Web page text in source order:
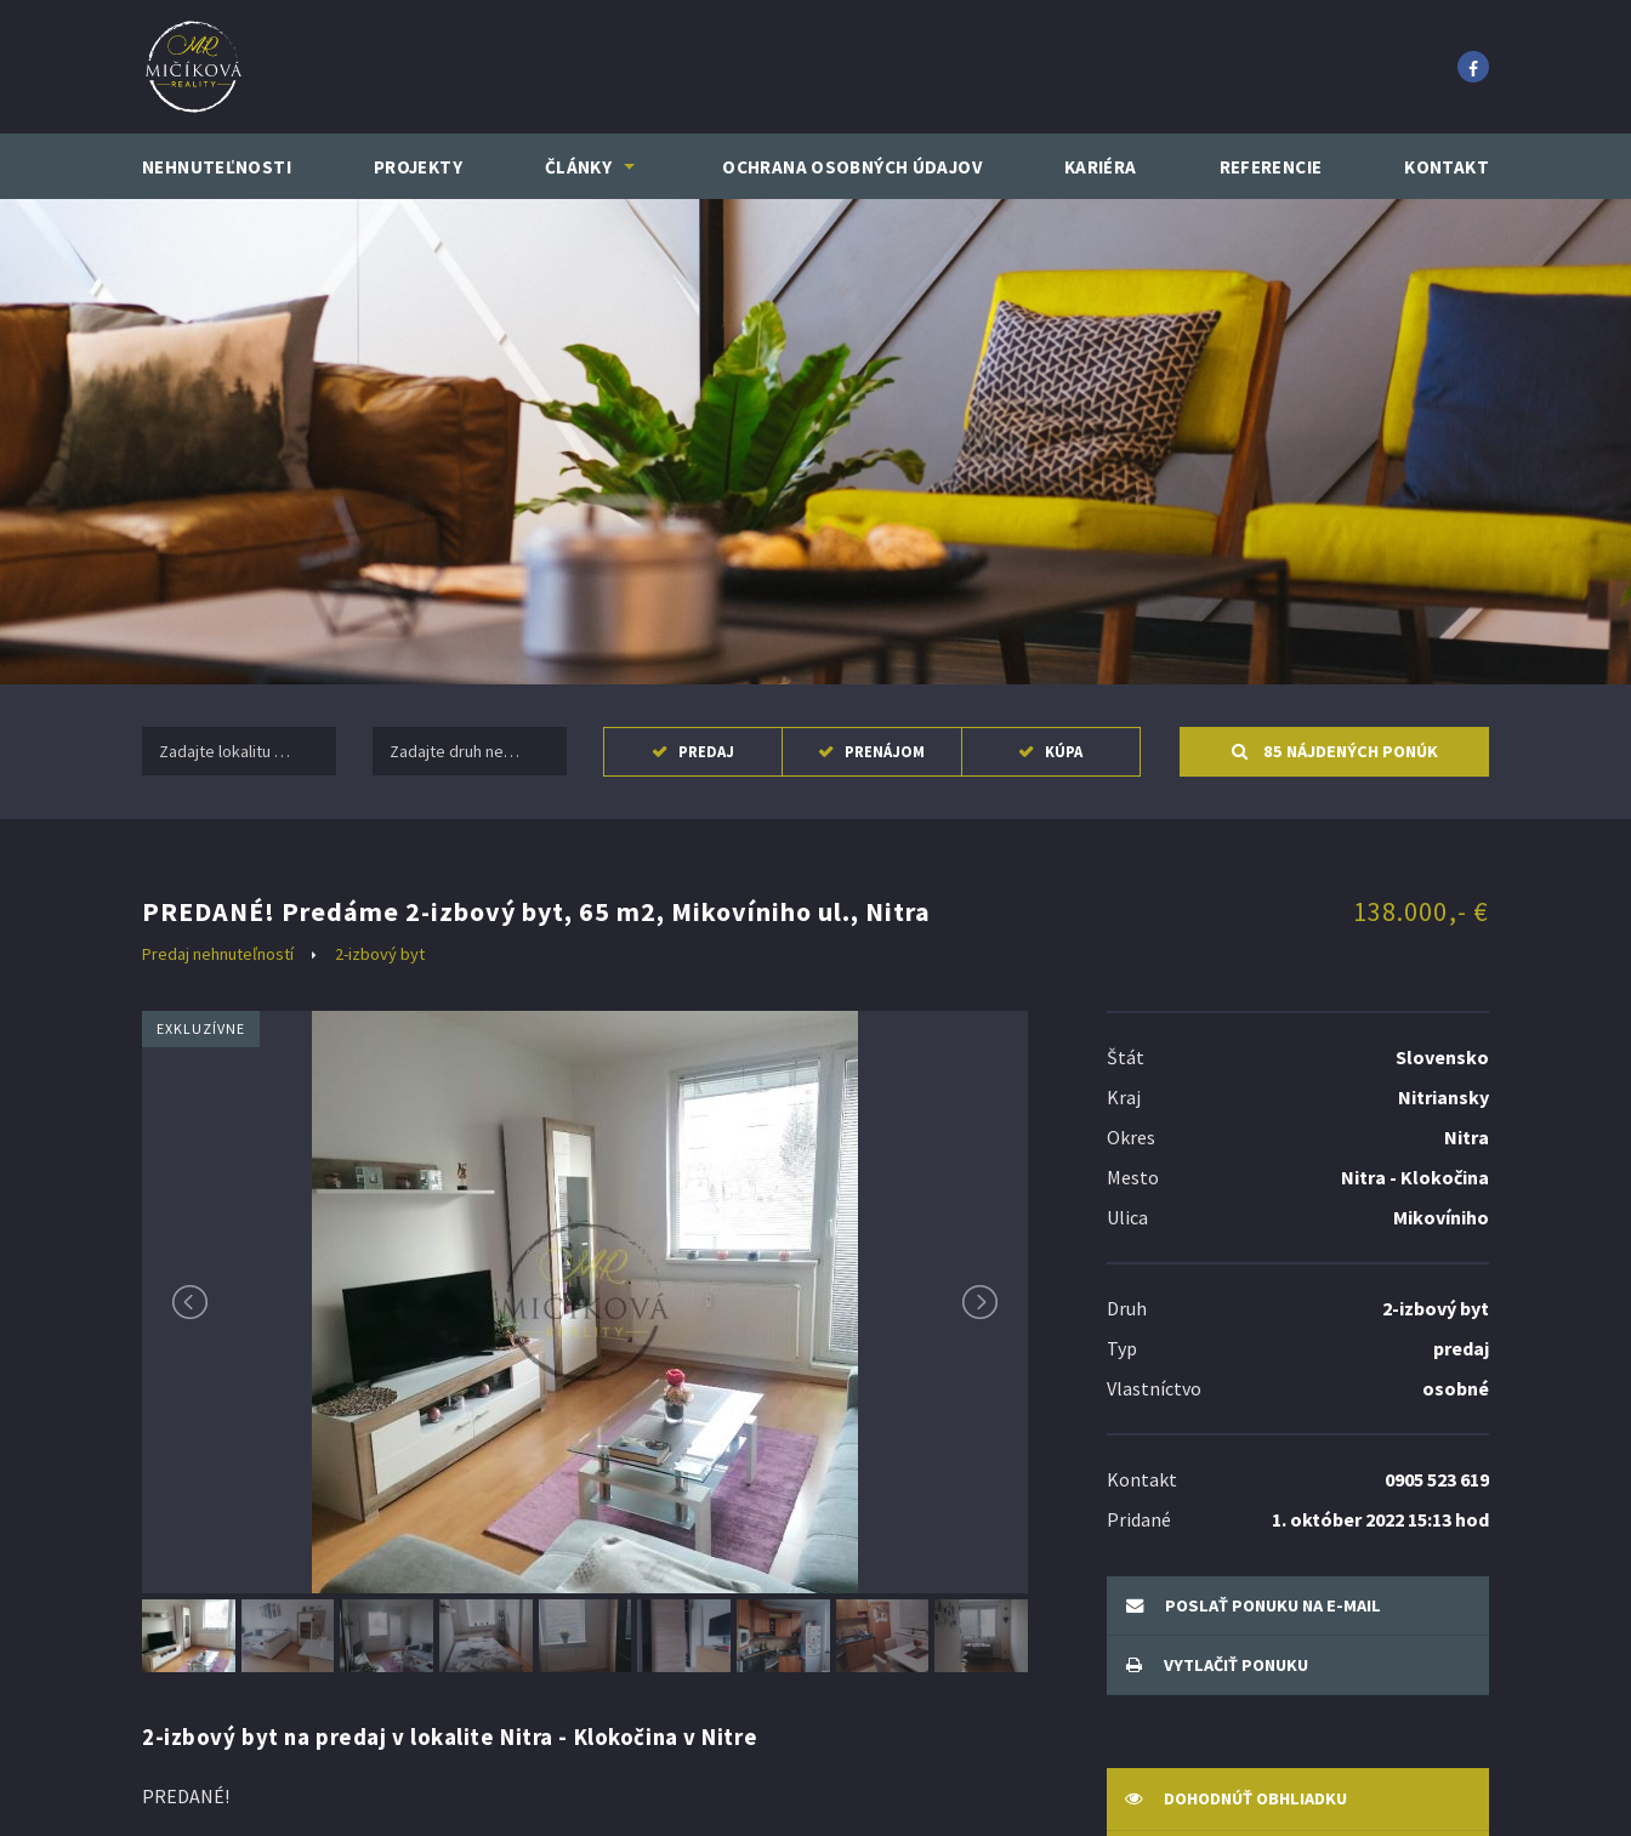
NEHNUTEĽNOSTI PROJEKTY ČLÁNKY OCHRANA OSOBNÝCH ÚDAJOV KARIÉRA REFERENCIE KONTAKT
Zadajte lokalitu nehnuteľnosti .. Zadajte druh nehnuteľnosti .. PREDAJ PRENÁJOM KÚPA 85 NÁJDENÝCH PONÚK
PREDANÉ! Predáme 2-izbový byt, 65 m2, Mikovíniho ul., Nitra 138.000,- €
Predaj nehnuteľností 2-izbový byt
EXKLUZÍVNE
2-izbový byt na predaj v lokalite Nitra - Klokočina v Nitre
PREDANÉ!
Štát
Slovensko
Kraj
Nitriansky
Okres
Nitra
Mesto
Nitra - Klokočina
Ulica
Mikovíniho
Druh
2-izbový byt
Typ
predaj
Vlastníctvo
osobné
Kontakt
0905 523 619
Pridané
1. október 2022 15:13 hod
POSLAŤ PONUKU NA E-MAIL
VYTLAČIŤ PONUKU
DOHODNÚŤ OBHLIADKU